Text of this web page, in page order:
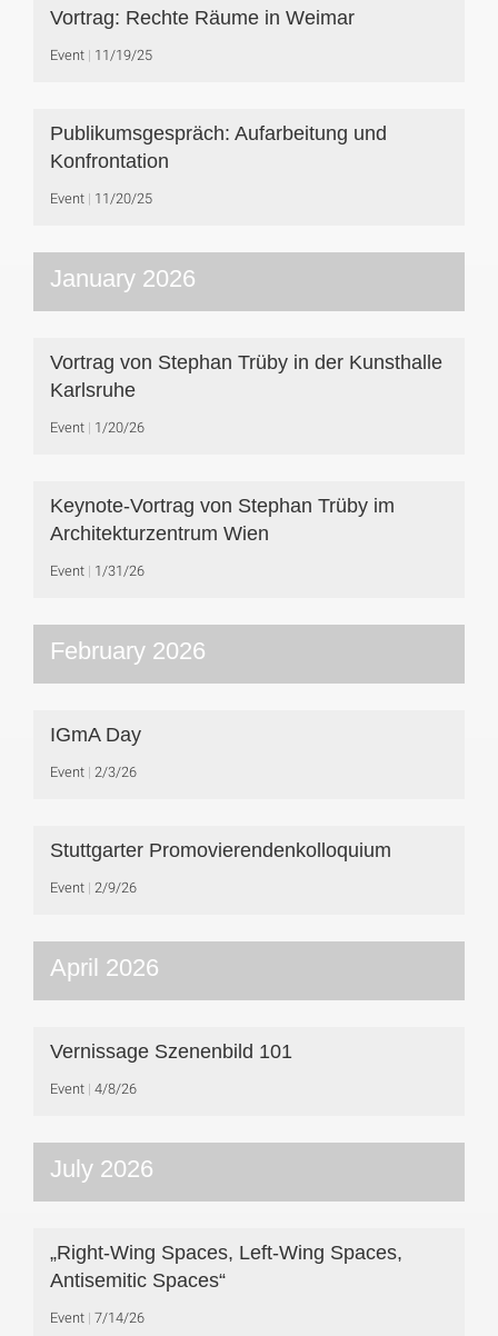
Vortrag: Rechte Räume in Weimar
Event 11/19/25
Publikumsgespräch: Aufarbeitung und
Konfrontation
Event 11/20/25
January 2026
Vortrag von Stephan Trüby in der Kunsthalle
Karlsruhe
Event 1/20/26
Keynote-Vortrag von Stephan Trüby im
Architekturzentrum Wien
Event 1/31/26
February 2026
IGmA Day
Event 2/3/26
Stuttgarter Promovierendenkolloquium
Event 2/9/26
April 2026
Vernissage Szenenbild 101
Event 4/8/26
July 2026
„Right-Wing Spaces, Left-Wing Spaces,
Antisemitic Spaces“
Event 7/14/26